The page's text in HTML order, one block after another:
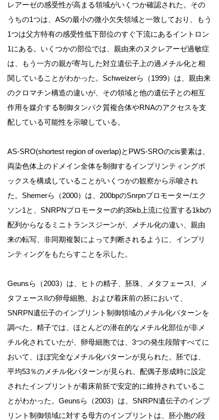
レアーゼの感受性が高まる領域がいくつか確認された。その
うちの1つは、ASの最小の微小欠失領域と一致しており、もう
1つは父方特有の感受性低下部位のすぐ下流にあるイントロン
1にある。いくつかの部位では、親由来のヌクレアーゼ過敏症
は、もう一方の親が寄与した対立遺伝子上の過メチル化と相
関していることがわかった。Schweizerら（1999）は、親由来
のクロマチン構造の違いが、その領域と他の遺伝子との相互
作用を媒介する制御タンパク質複合体やRNAのアクセスを支
配している可能性を示唆している。
AS-SRO(shortest region of overlap)とPWS-SROのcis要素は、
両染色体上のドメイン全体を制御するインプリンティングボ
ックスを構成していることがいくつかの観察から示唆され
た。Shemerら（2000）は、200bpのSnrpnプロモーター/エク
ソン1と、SNRPNプロモーターの約35kb上流に位置する1kbの
配列からなるミニトランスジーンが、メチル化の違い、親由
来の転写、非同期複製によって判断されるように、インプリ
ンティングをもたらすことを示した。
Geunsら（2003）は、ヒトの精子、胚珠、メタフェースI、メ
タフェースIIの卵母細胞、および着床前の胚において、
SNRPN遺伝子のインプリント制御領域のメチル化パターンを
調べた。精子では、ほとんどの潜在的なメチル化部位が非メ
チル化されていたが、卵母細胞では、3つの発生段階すべてに
おいて、ほぼ完全なメチル化パターンが見られた。胚では、
平均53％のメチル化パターンが見られ、配偶子形成時に設定
されたインプリントが着床前胚で安定的に維持されているこ
とがわかった。Geunsら（2003）は、SNRPN遺伝子のインプ
リント制御領域に対する母方のインプリントは、胚小胞の段